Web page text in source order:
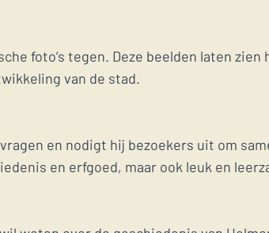
foto’s tegen. Deze beelden laten
van de stad.
en nodigt hij bezoekers uit om
en erfgoed, maar ook leuk en